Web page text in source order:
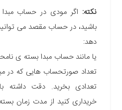
نکته: اگر مودی در حساب
باشید، در حساب مقصد می
دهد:
یا مانند حساب مبدا بسته ی
تعداد صورتحساب هایی که در
تعدادی بخرید. دقت داشته
خریداری کنید از مدت زمان